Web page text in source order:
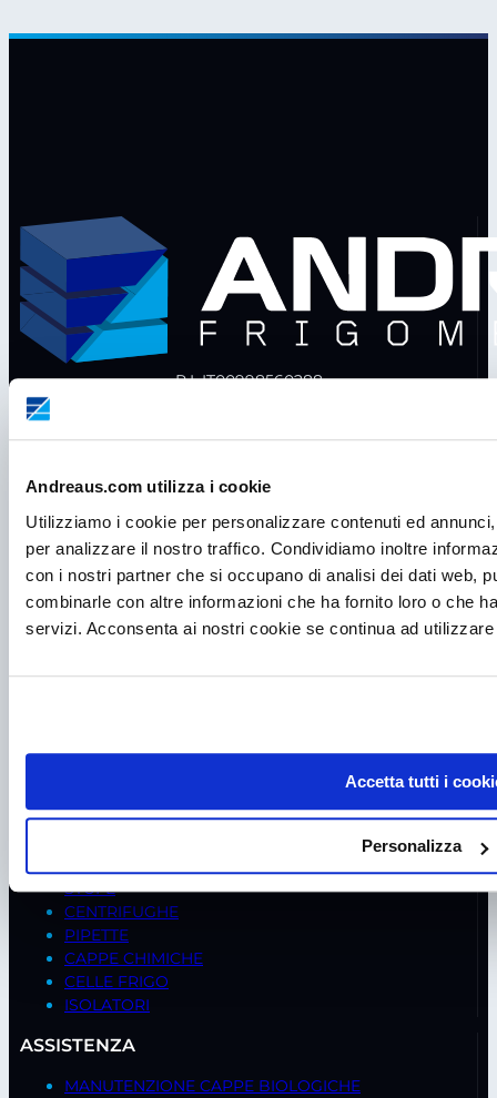
Andreaus.com utilizza i cookie
Utilizziamo i cookie per personalizzare contenuti ed
per analizzare il nostro traffico. Condividiamo inoltre
con i nostri partner che si occupano di analisi dei dati web,
combinarle con altre informazioni che ha fornito loro o che
servizi. Acconsenta ai nostri cookie se continua ad
Accetta tutti i
Personalizza
P.I. IT00998560288
Fax +39 049 8802487
Mailfrigomeccanica@andreaus.com
PEC
frigomeccanica.andreaus@pec.it
PRODOTTI
FREDDO BIOMEDICALE
PRODUTTORI GHIACCIO
ARMADI DI SICUREZZA
ARMADI CLIMATICI
STUFE
CENTRIFUGHE
PIPETTE
CAPPE CHIMICHE
CELLE FRIGO
ISOLATORI
ASSISTENZA
MANUTENZIONE CAPPE BIOLOGICHE